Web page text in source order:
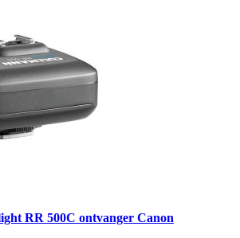
RR 500C ontvanger Canon